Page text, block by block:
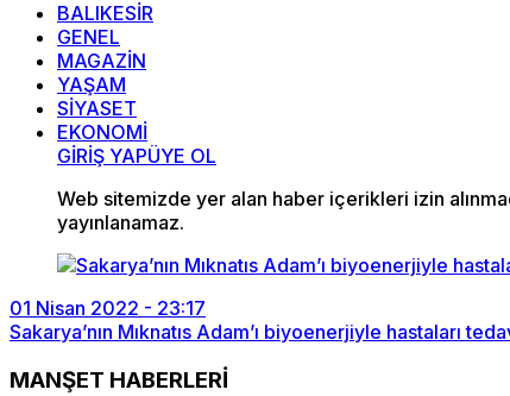
BALIKESİR
GENEL
MAGAZİN
YAŞAM
SİYASET
EKONOMİ
GİRİŞ YAPÜYE OL
Web sitemizde yer alan haber içerikleri izin
yayınlanamaz.
01 Nisan 2022 - 23:17
Sakarya’nın Mıknatıs Adam’ı biyoenerjiyle hastaları
MANŞET HABERLERİ